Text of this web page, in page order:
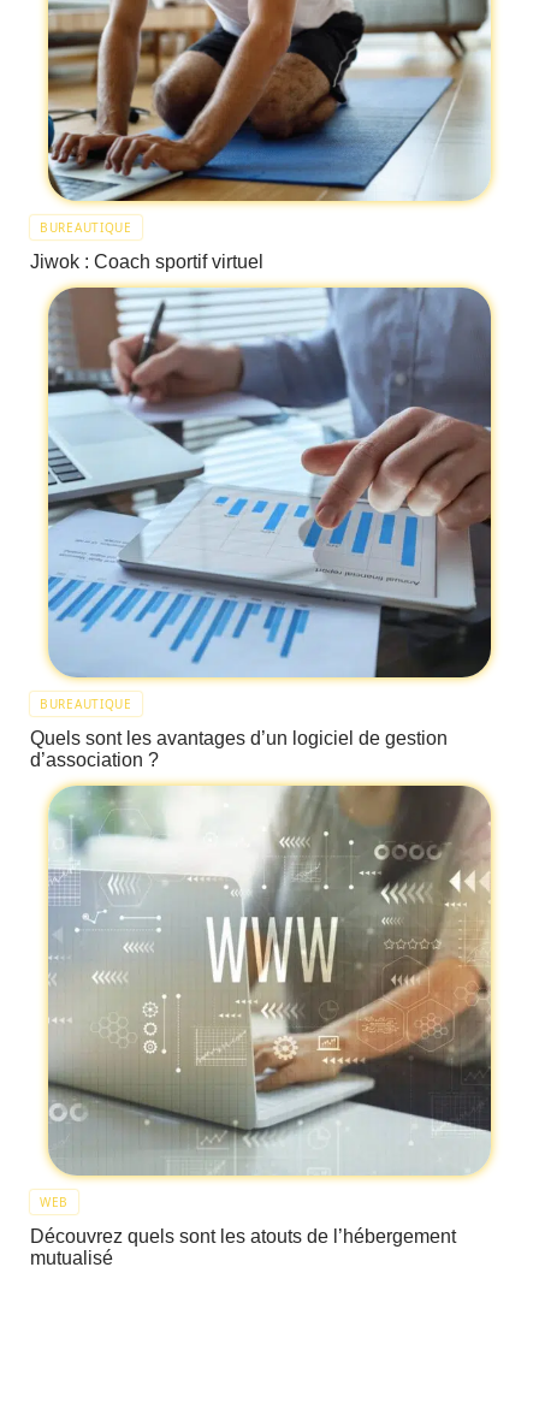
BUREAUTIQUE
Jiwok : Coach sportif virtuel
BUREAUTIQUE
Quels sont les avantages d’un logiciel de gestion
d’association ?
WEB
Découvrez quels sont les atouts de l’hébergement
mutualisé